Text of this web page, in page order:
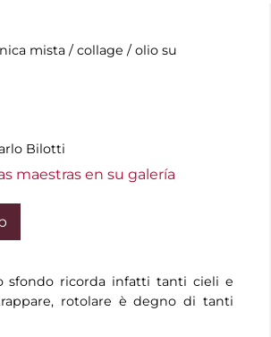
mista / collage / olio su
Bilotti
maestras en su galería
sfondo ricorda infatti tanti cieli e
rotolare è degno di tanti